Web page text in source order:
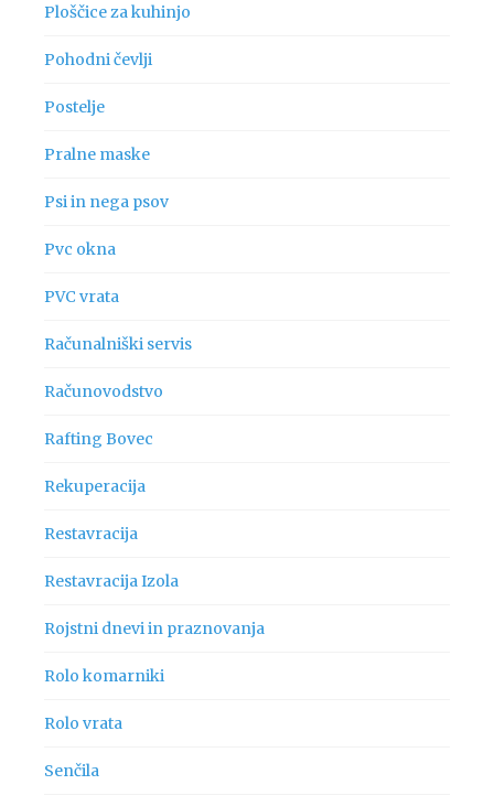
Ploščice za kuhinjo
Pohodni čevlji
Postelje
Pralne maske
Psi in nega psov
Pvc okna
PVC vrata
Računalniški servis
Računovodstvo
Rafting Bovec
Rekuperacija
Restavracija
Restavracija Izola
Rojstni dnevi in praznovanja
Rolo komarniki
Rolo vrata
Senčila